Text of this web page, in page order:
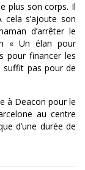
plus son corps. Il
cela s’ajoute son
d’arrêter le
« Un élan pour
pour financer les
suffit pas pour de
à Deacon pour le
au centre
d’une durée de